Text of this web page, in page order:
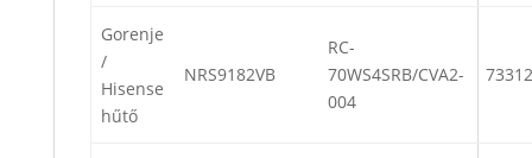
Gorenje
/
Hisense
hűtő
NRS9182VB
RC-
70WS4SRB/CVA2-
004